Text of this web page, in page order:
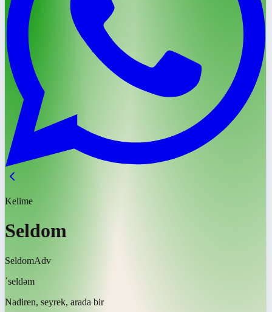
Kelime
Seldom
SeldomAdv
ˈseldəm
Nadiren, seyrek, arada bir